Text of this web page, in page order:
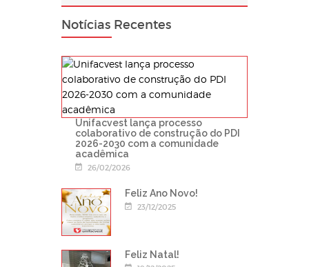
Notícias Recentes
Unifacvest lança processo
colaborativo de construção do PDI
2026-2030 com a comunidade
acadêmica
26/02/2026
Feliz Ano Novo!
23/12/2025
Feliz Natal!